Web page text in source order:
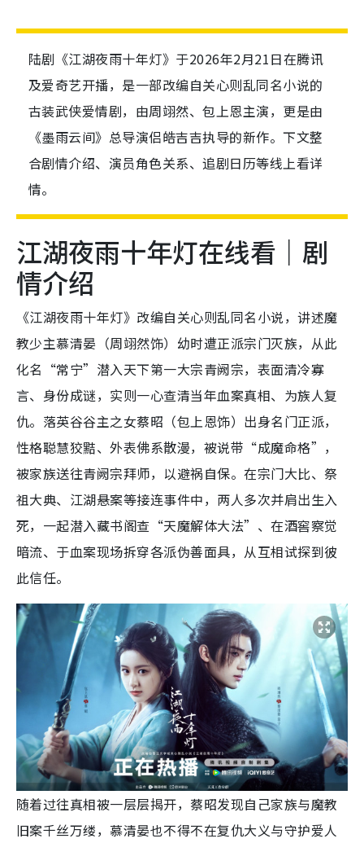
陆剧《江湖夜雨十年灯》于2026年2月21日在腾讯
及爱奇艺开播，是一部改编自关心则乱同名小说的
古装武侠爱情剧，由周翊然、包上恩主演，更是由
《墨雨云间》总导演侣皓吉吉执导的新作。下文整
合剧情介绍、演员角色关系、追剧日历等线上看详
情。
江湖夜雨十年灯在线看｜剧
情介绍
《江湖夜雨十年灯》改编自关心则乱同名小说，讲述魔
教少主慕清晏（周翊然饰）幼时遭正派宗门灭族，从此
化名“常宁”潜入天下第一大宗青阙宗，表面清冷寡
言、身份成谜，实则一心查清当年血案真相、为族人复
仇。落英谷谷主之女蔡昭（包上恩饰）出身名门正派，
性格聪慧狡黠、外表佛系散漫，被说带“成魔命格”，
被家族送往青阙宗拜师，以避祸自保。在宗门大比、祭
祖大典、江湖悬案等接连事件中，两人多次并肩出生入
死，一起潜入藏书阁查“天魔解体大法”、在酒窖察觉
暗流、于血案现场拆穿各派伪善面具，从互相试探到彼
此信任。
随着过往真相被一层层揭开，蔡昭发现自己家族与魔教
旧案千丝万缕，慕清晏也不得不在复仇大义与守护爱人